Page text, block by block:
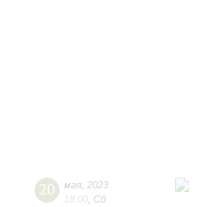
20 мая 2023
18:00 Сб